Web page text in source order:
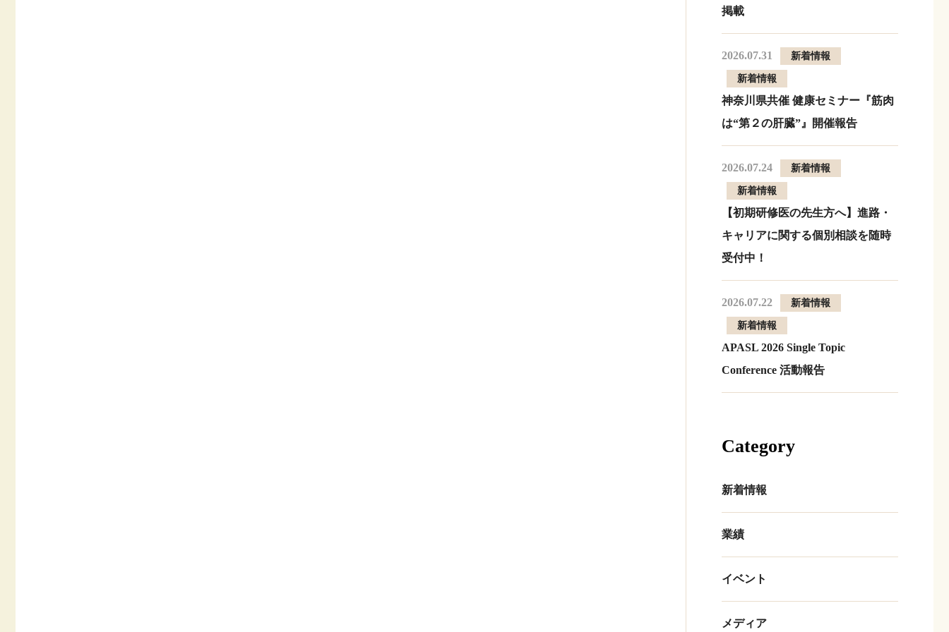
掲載
2026.07.31 新着情報
新着情報
神奈川県共催 健康セミナー『筋肉
は“第２の肝臓”』開催報告
2026.07.24 新着情報
新着情報
【初期研修医の先生方へ】進路・
キャリアに関する個別相談を随時
受付中！
2026.07.22 新着情報
新着情報
APASL 2026 Single Topic
Conference 活動報告
Category
新着情報
業績
イベント
メディア